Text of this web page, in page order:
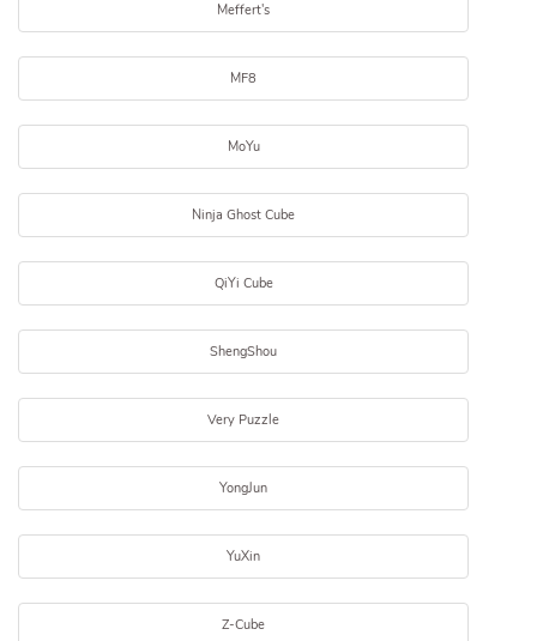
Meffert's
MF8
MoYu
Ninja Ghost Cube
QiYi Cube
ShengShou
Very Puzzle
YongJun
YuXin
Z-Cube